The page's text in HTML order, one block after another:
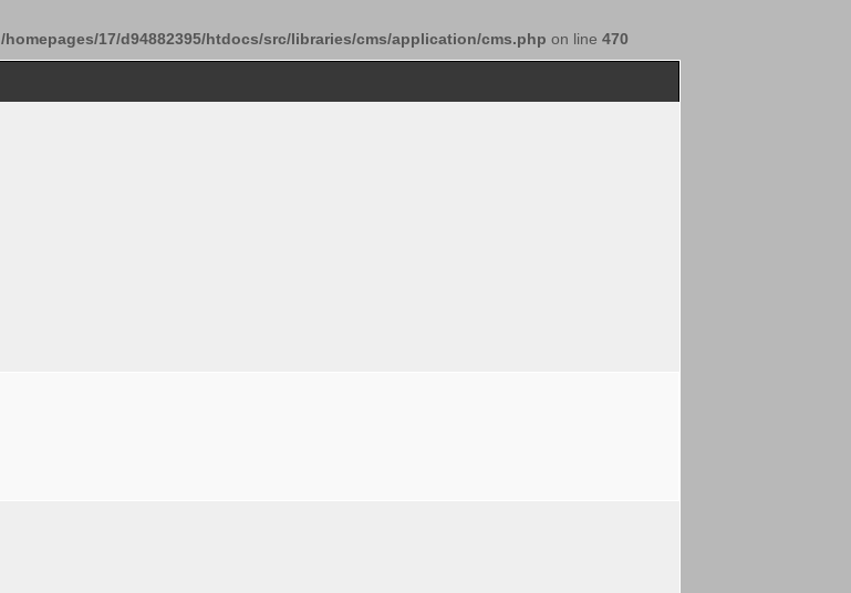
/homepages/17/d94882395/htdocs/src/libraries/cms/application/cms.php on line 470